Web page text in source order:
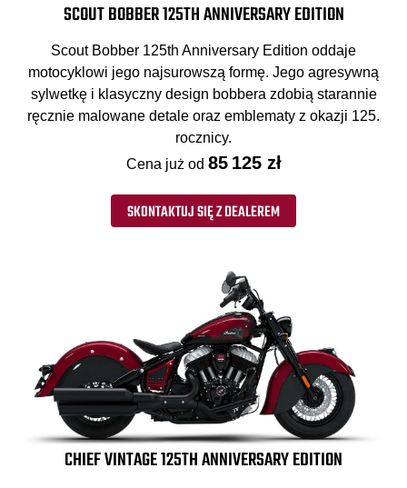
SCOUT BOBBER 125TH ANNIVERSARY EDITION
Scout Bobber 125th Anniversary Edition oddaje
motocyklowi jego najsurowszą formę. Jego agresywną
sylwetkę i klasyczny design bobbera zdobią starannie
ręcznie malowane detale oraz emblematy z okazji 125.
rocznicy.
Cena już od 85 125 zł
SKONTAKTUJ SIĘ Z DEALEREM
CHIEF VINTAGE 125TH ANNIVERSARY EDITION